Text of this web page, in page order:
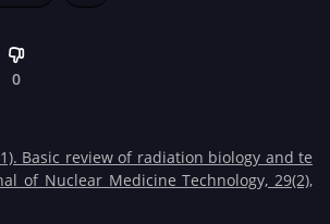
0
Basic review of radiation biology and te
of Nuclear Medicine Technology, 29(2),